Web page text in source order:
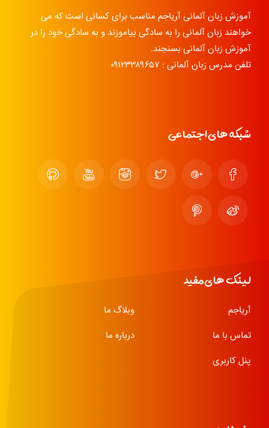
آموزش زبان آلمانی آریاجم مناسب برای کسانی است که می
خواهند زبان آلمانی را به سادگی بیاموزند و به سادگی خود را در
آموزش زبان آلمانی بسنجند.
تلفن مدرس زبان آلمانی : ۰۹۱۲۳۳۸۹۶۵۷
شبکه های اجتماعی
لینک های مفید
آریاجم
وبلاگ ما
تماس با ما
درباره ما
پنل کاربری